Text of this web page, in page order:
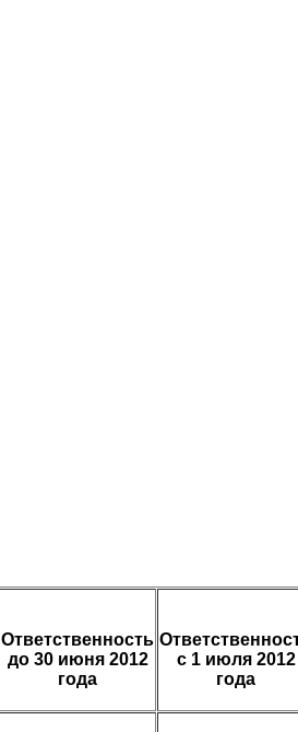
Ответственность
до 30 июня 2012
года
с 1 июля 2012
года